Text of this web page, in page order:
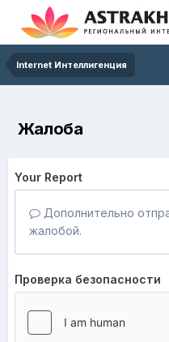
Internet Интеллигенция
Жалоба
Your Report
Дополнительно
жалобой.
Проверка безопасности